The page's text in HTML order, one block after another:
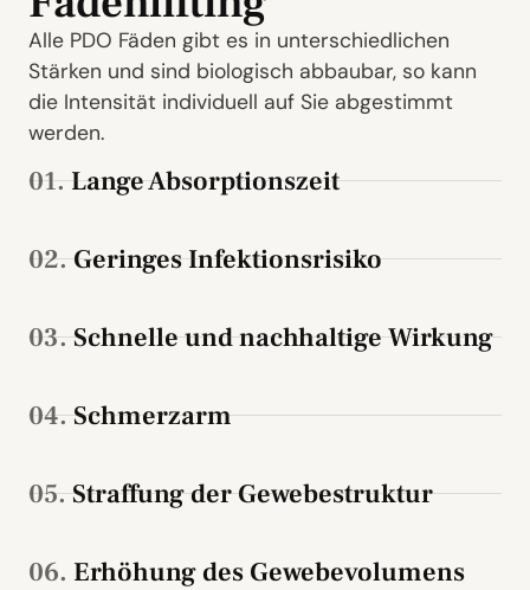
Alle PDO Fäden gibt es in unterschiedlichen
Stärken und sind biologisch abbaubar, so kann
die Intensität individuell auf Sie abgestimmt
werden.
01.Lange Absorptionszeit
02.Geringes Infektionsrisiko
03.Schnelle und nachhaltige Wirkung
04.Schmerzarm
05.Straffung der Gewebestruktur
06. Erhöhung des Gewebevolumens